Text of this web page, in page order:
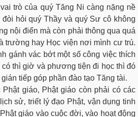
trò của quý Tăng Ni càng nặng nề
hỏi quý Thầy và quý Sư cô không
nội điển mà còn phải thông qua quá
trường hay Học viện nơi mình cư trú.
gánh vác bớt một số công việc thích
có thì giờ và phương tiện đi học thì đó
tiếp góp phần đào tạo Tăng tài.
giáo, Phật giáo còn phải có các
sử, triết lý đạo Phật, vận dụng tinh
giáo vào cuộc đời, vào hoạt động